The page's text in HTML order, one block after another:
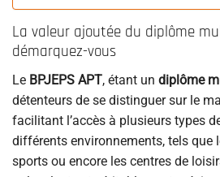
La valeur ajoutée du diplôme
démarquez-vous
Le BPJEPS APT, étant un diplôme
détenteurs de se distinguer sur le
facilitant l’accès à plusieurs types
différents environnements, tels que
sports ou encore les centres de